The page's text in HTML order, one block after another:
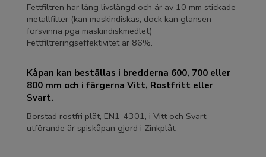
Fettfiltren har lång livslängd och är av 10 mm stickade
metallfilter (kan maskindiskas, dock kan glansen
försvinna pga maskindiskmedlet)
Fettfiltreringseffektivitet är 86%.
Kåpan kan beställas i bredderna 600, 700 eller
800 mm och i färgerna Vitt, Rostfritt eller
Svart.
Borstad rostfri plåt, EN1-4301, i Vitt och Svart
utförande är spiskåpan gjord i Zinkplåt.